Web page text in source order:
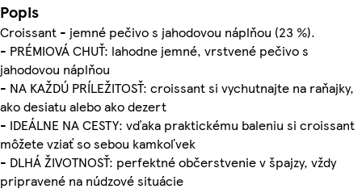
Popis
Croissant - jemné pečivo s jahodovou náplňou (23 %).
- PRÉMIOVÁ CHUŤ: lahodne jemné, vrstvené pečivo s
jahodovou náplňou
- NA KAŽDÚ PRÍLEŽITOSŤ: croissant si vychutnajte na raňajky,
ako desiatu alebo ako dezert
- IDEÁLNE NA CESTY: vďaka praktickému baleniu si croissant
môžete vziať so sebou kamkoľvek
- DLHÁ ŽIVOTNOSŤ: perfektné občerstvenie v špajzy, vždy
pripravené na núdzové situácie